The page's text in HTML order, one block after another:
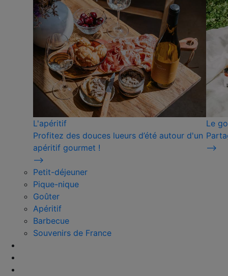
L'apéritif
Profitez des douces lueurs d’été autour d'un
apéritif gourmet !
⟶
Le
⟶
Petit-déjeuner
Pique-nique
Goûter
Apéritif
Barbecue
Souvenirs de France